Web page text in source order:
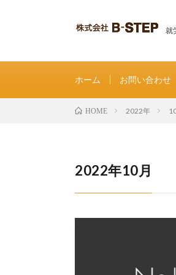
就
ホーム お問い合わせ
HOME 2022年
2022年10月